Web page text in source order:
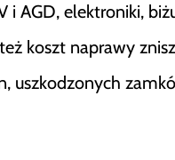
i AGD, elektroniki,
koszt naprawy
uszkodzonych